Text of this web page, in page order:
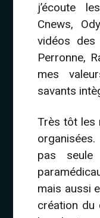
j’écoute
Cnews,
vidéos des
Perronne,
mes
savants
Très tôt les
pas seule
mais aussi
création du